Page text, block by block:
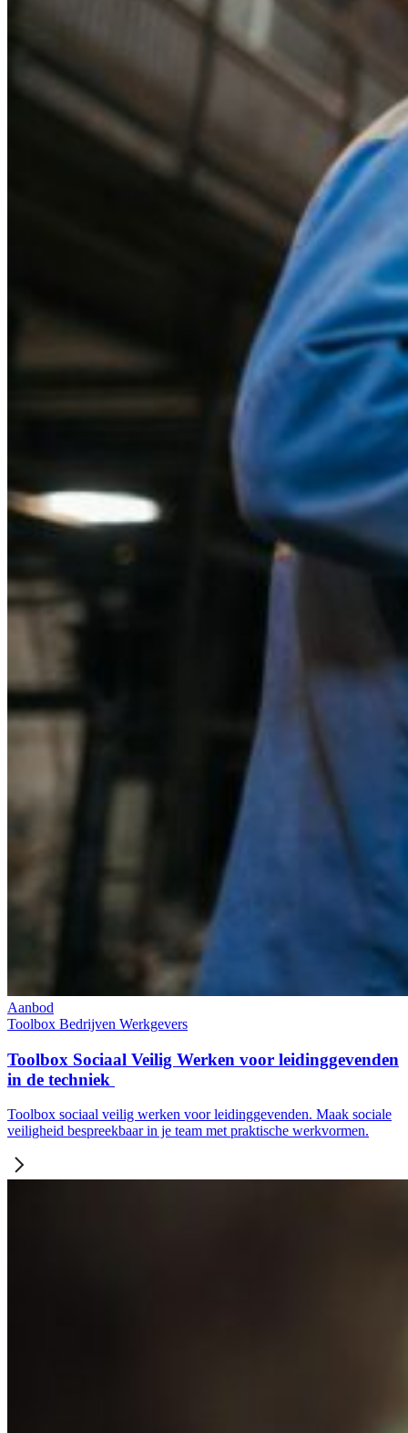
Aanbod
Toolbox Bedrijven Werkgevers
Toolbox Sociaal Veilig Werken voor leidinggevenden
in de techniek
Toolbox sociaal veilig werken voor leidinggevenden. Maak sociale
veiligheid bespreekbaar in je team met praktische werkvormen.